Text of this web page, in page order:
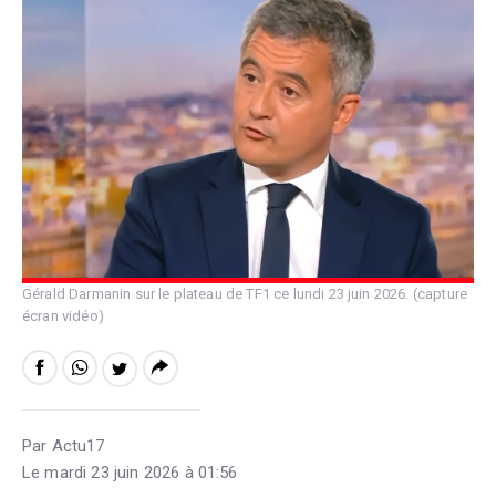
Gérald Darmanin sur le plateau de TF1 ce lundi 23 juin 2026. (capture
écran vidéo)
Par Actu17
Le mardi 23 juin 2026 à 01:56